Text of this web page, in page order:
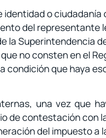
identidad o
del representante
la Superintendencia
no consten en el
condición que haya
una vez que
de contestación con
del impuesto a